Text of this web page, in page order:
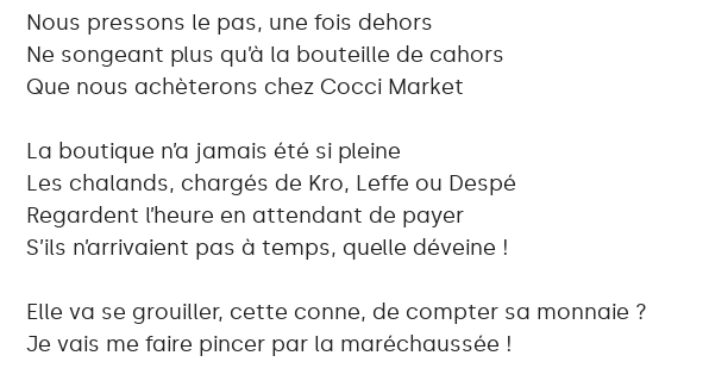
Nous pressons le pas, une fois dehors
Ne songeant plus qu’à la bouteille de cahors
Que nous achèterons chez Cocci Market
La boutique n’a jamais été si pleine
Les chalands, chargés de Kro, Leffe ou Despé
Regardent l’heure en attendant de payer
S’ils n’arrivaient pas à temps, quelle déveine !
Elle va se grouiller, cette conne, de compter sa monnaie ?
Je vais me faire pincer par la maréchaussée !